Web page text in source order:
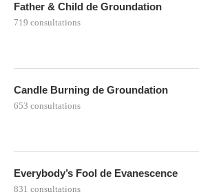
Father & Child de Groundation
719 consultations
Candle Burning de Groundation
653 consultations
Everybody’s Fool de Evanescence
831 consultations